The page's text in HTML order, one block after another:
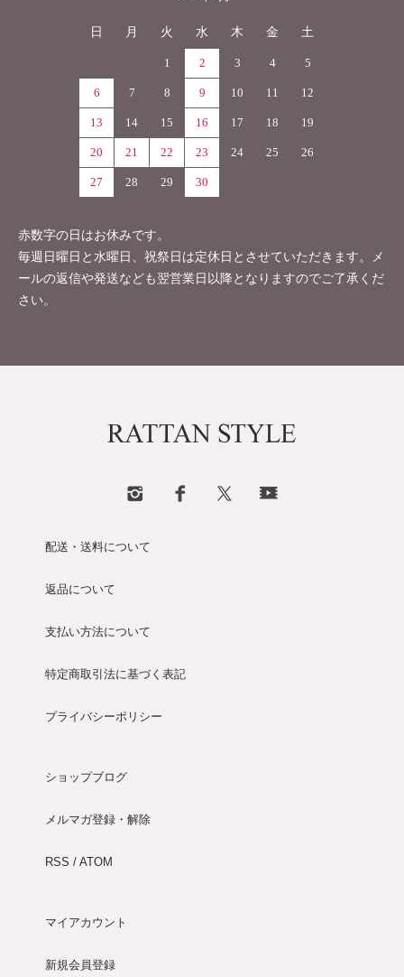
日 月 火 水 木 金 土
1 2 3 4 5
6 7 8 9 10 11 12
13 14 15 16 17 18 19
20 21 22 23 24 25 26
27 28 29 30
赤数字の日はお休みです。
毎週日曜日と水曜日、祝祭日は定休日とさせていただきます。メ
ールの返信や発送なども翌営業日以降となりますのでご了承くだ
さい。
配送・送料について
返品について
支払い方法について
特定商取引法に基づく表記
プライバシーポリシー
ショップブログ
メルマガ登録・解除
RSS / ATOM
マイアカウント
新規会員登録